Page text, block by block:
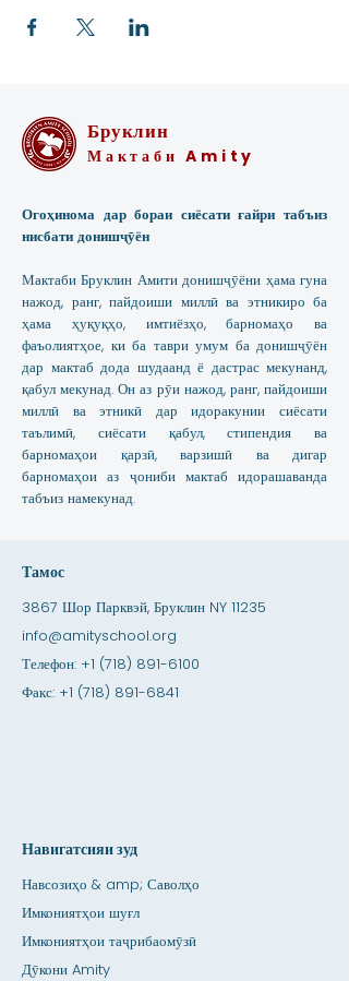
Бруклин
Мактаби Amity
Огоҳинома дар бораи сиёсати ғайри табъиз
нисбати донишҷӯён
Мактаби Бруклин Амити донишҷӯёни ҳама гуна
нажод, ранг, пайдоиши миллӣ ва этникиро ба
ҳама ҳуқуқҳо, имтиёзҳо, барномаҳо ва
фаъолиятҳое, ки ба таври умум ба донишҷӯён
дар мактаб дода шудаанд ё дастрас мекунанд,
қабул мекунад. Он аз рӯи нажод, ранг, пайдоиши
миллӣ ва этникӣ дар идоракунии сиёсати
таълимӣ, сиёсати қабул, стипендия ва
барномаҳои қарзӣ, варзишӣ ва дигар
барномаҳои аз ҷониби мактаб идорашаванда
табъиз намекунад.
Тамос
3867 Шор Парквэй, Бруклин NY 11235
info@amityschool.org
Телефон: +1 (718) 891-6100
Факс: +1 (718) 891-6841
Навигатсияи зуд
Навсозиҳо & amp; Саволҳо
Имкониятҳои шуғл
Имкониятҳои таҷрибаомӯзӣ
Дӯкони Amity